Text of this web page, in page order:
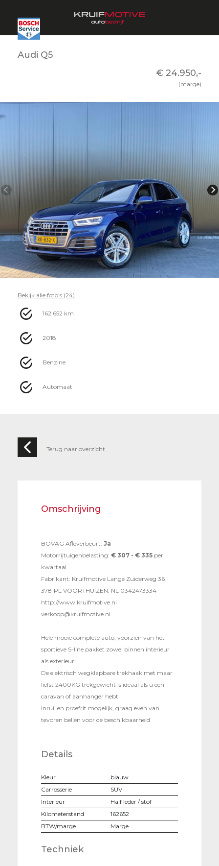
Audi Q5
€ 24.950,-
(marge)
162.652 km
2018
Benzine
Automaat
Bekijk alle foto's (24)
Terug naar overzicht
Omschrijving
BOVAG Afleverbeurt: Ja
Motorrijtuigenbelasting: € 307 - € 335 per
kwartaal
Fabrikant: Kruifmotive Lange Zuiderweg 36
3781PL VOORTHUIZEN, NL 0342473334
http://www.kruifmotive.nl
verkoop@kruifmotive.nl
Hele mooie complete auto, voorzien van het
sportieve S-line pakket zowel binnen interieur
als exterieur!
De elektrisch wegklapbare trekhaak met maar
liefst 2400KG trekgewicht is ideaal als u een
caravan of aanhanger hebt!
Inruil en proefrit mogelijk, graag even van
tevoren bellen voor de beschikbaarheid
Details
Kleur
blauw
Carrosserie
SUV
Interieur
Half leder / stof
Kilometerstand
162652
BTW/marge
Marge
Techniek